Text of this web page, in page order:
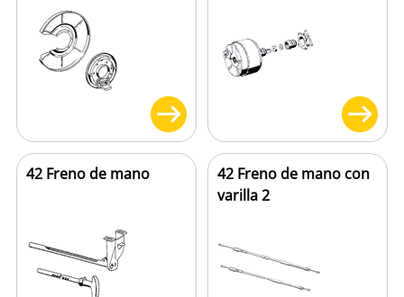
42 Freno de mano
42 Freno de mano con
varilla 2